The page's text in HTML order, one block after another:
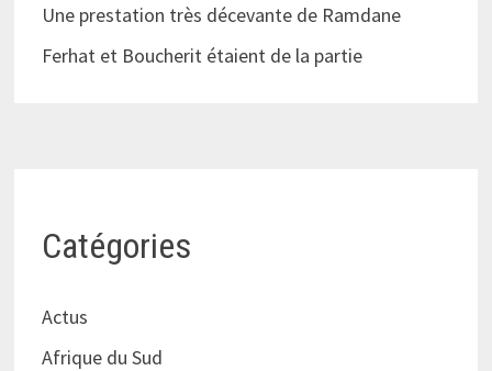
Une prestation très décevante de Ramdane
Ferhat et Boucherit étaient de la partie
Catégories
Actus
Afrique du Sud